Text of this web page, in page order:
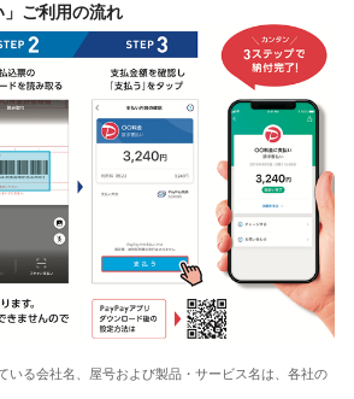
ご利用の流れ
いる会社名、屋号および製品・サービス名は、各社の